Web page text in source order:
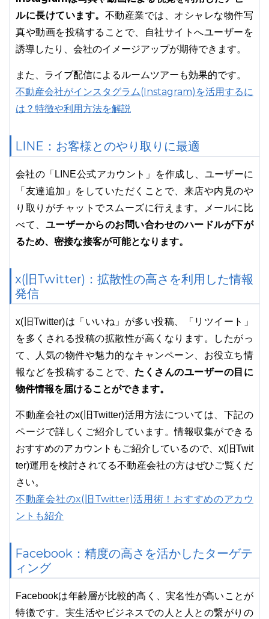
ルに長けています。 不動産業では、オシャレな物件写
真や動画を投稿することで、自社サイトへユーザーを
誘導したり、会社のイメージアップが期待できます。
また、ライブ配信によるルームツアーも効果的です。
不動産会社がインスタグラム(Instagram)を活用するに
は？特徴や利用方法を解説
LINE：お客様とのやり取りに最適
会社の「LINE公式アカウント」を作成し、ユーザーに
「友達追加」をしていただくことで、来店や内見のや
り取りがチャットでスムーズに行えます。メールに比
べて、 ユーザーからのお問い合わせのハードルが下が
るため、密接な接客が可能となります。
x(旧Twitter)：拡散性の高さを利用した情報
発信
x(旧Twitter)は「いいね」が多い投稿、「リツイート」
を多くされる投稿の拡散性が高くなります。したがっ
て、人気の物件や魅力的なキャンペーン、お役立ち情
報などを投稿することで、 たくさんのユーザーの目に
物件情報を届けることができます。
不動産会社のx(旧Twitter)活用方法については、下記の
ページで詳しくご紹介しています。情報収集ができる
おすすめのアカウントもご紹介しているので、x(旧Twit
ter)運用を検討されてる不動産会社の方はぜひご覧くだ
さい。
不動産会社のx(旧Twitter)活用術！おすすめのアカウ
ントも紹介
Facebook：精度の高さを活かしたターゲテ
ィング
Facebookは年齢層が比較的高く、実名性が高いことが
特徴です。実生活やビジネスでの人と人との繋がりの